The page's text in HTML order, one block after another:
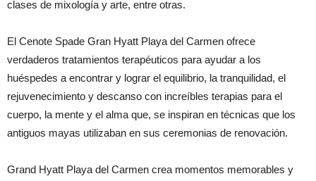
clases de mixología y arte, entre otras.
El Cenote Spade Gran Hyatt Playa del Carmen ofrece
verdaderos tratamientos terapéuticos para ayudar a los
huéspedes a encontrar y lograr el equilibrio, la tranquilidad, el
rejuvenecimiento y descanso con increíbles terapias para el
cuerpo, la mente y el alma que, se inspiran en técnicas que los
antiguos mayas utilizaban en sus ceremonias de renovación.
Grand Hyatt Playa del Carmen crea momentos memorables y